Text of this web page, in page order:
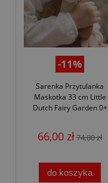
-11%
Sarenka Przytulanka
Maskotka 33 cm Little
Dutch Fairy Garden 0+
66,00 zł74,00 zł
do koszyka